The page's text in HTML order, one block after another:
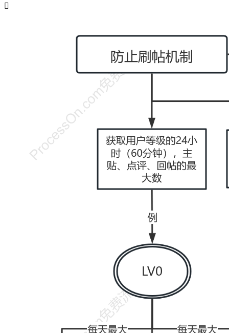
